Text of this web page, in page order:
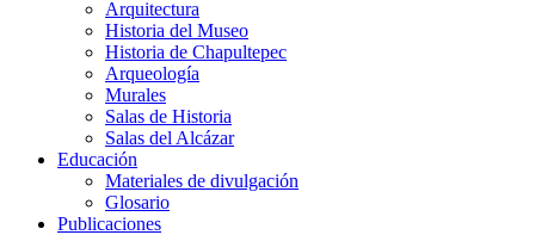
Arquitectura
Historia del Museo
Historia de Chapultepec
Arqueología
Murales
Salas de Historia
Salas del Alcázar
Educación
Materiales de divulgación
Glosario
Publicaciones